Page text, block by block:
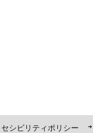
セシビリティポリシー